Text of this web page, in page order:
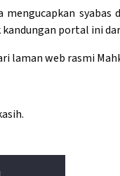
mengucapkan
portal ini
laman web rasmi